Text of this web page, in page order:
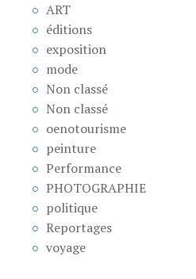
ART
éditions
exposition
mode
Non classé
Non classé
oenotourisme
peinture
Performance
PHOTOGRAPHIE
politique
Reportages
voyage